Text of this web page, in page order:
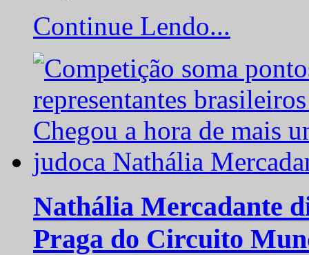
Continue Lendo...
Nathália Mercadante
Praga do Circuito